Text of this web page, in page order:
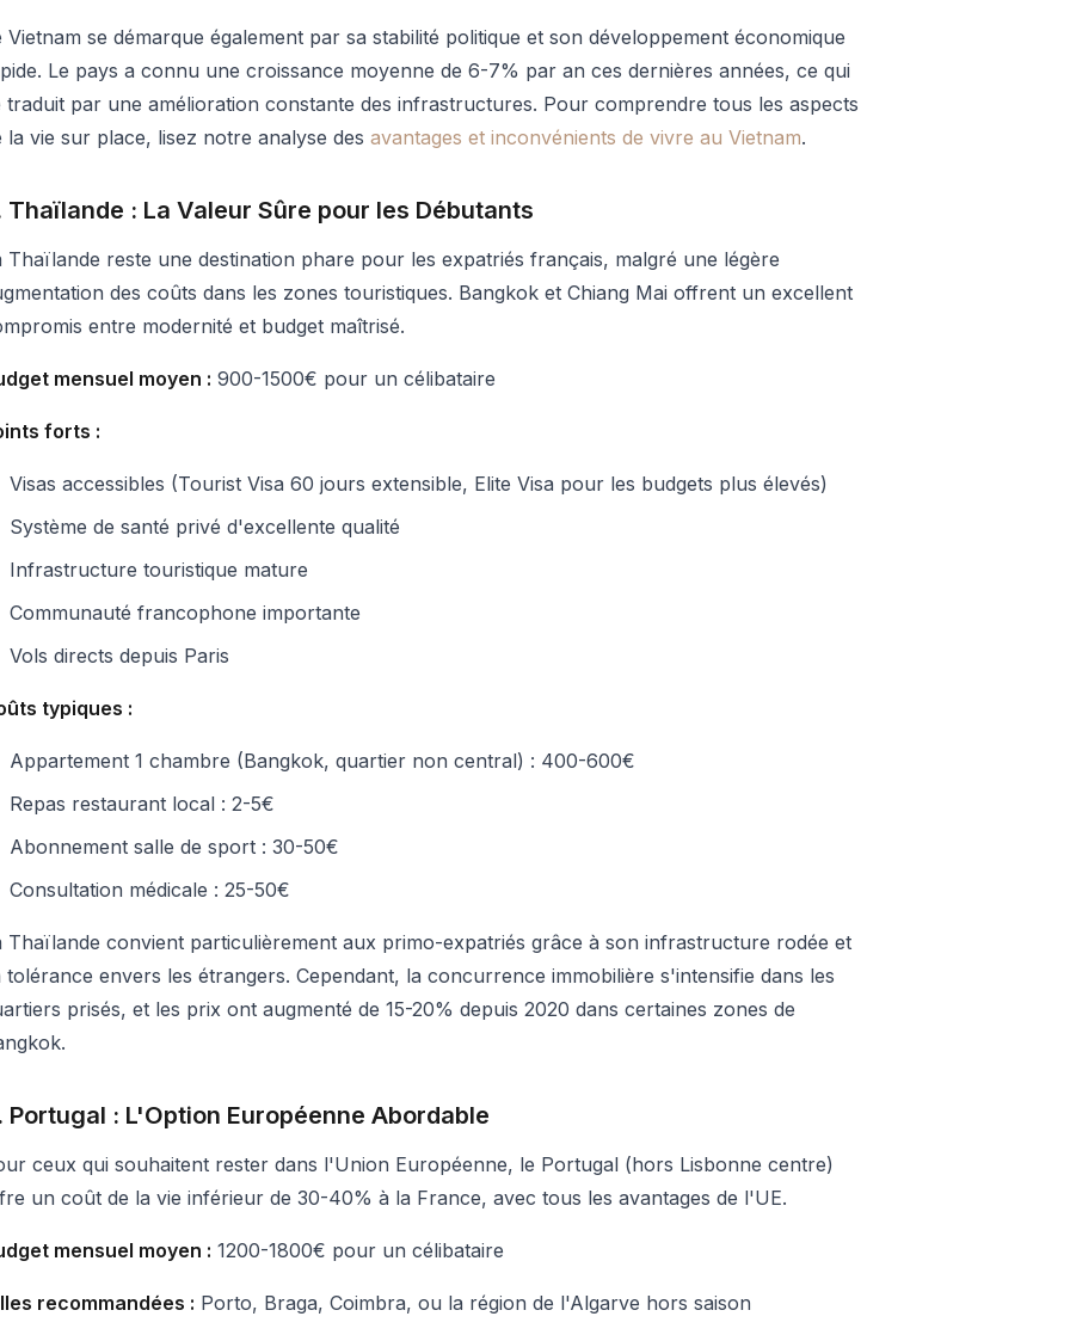
Vietnam se démarque également par sa stabilité politique et son développement économique
Le pays a connu une croissance moyenne de 6-7% par an ces dernières années, ce qui
traduit par une amélioration constante des infrastructures. Pour comprendre tous les aspects
la vie sur place, lisez notre analyse des avantages et inconvénients de vivre au Vietnam.
Thaïlande : La Valeur Sûre pour les Débutants
Thaïlande reste une destination phare pour les expatriés français, malgré une légère
des coûts dans les zones touristiques. Bangkok et Chiang Mai offrent un excellent
entre modernité et budget maîtrisé.
mensuel moyen : 900-1500€ pour un célibataire
forts :
Visas accessibles (Tourist Visa 60 jours extensible, Elite Visa pour les budgets plus élevés)
Système de santé privé d'excellente qualité
Infrastructure touristique mature
Communauté francophone importante
Vols directs depuis Paris
typiques :
Appartement 1 chambre (Bangkok, quartier non central) : 400-600€
Repas restaurant local : 2-5€
Abonnement salle de sport : 30-50€
Consultation médicale : 25-50€
Thaïlande convient particulièrement aux primo-expatriés grâce à son infrastructure rodée et
tolérance envers les étrangers. Cependant, la concurrence immobilière s'intensifie dans les
prisés, et les prix ont augmenté de 15-20% depuis 2020 dans certaines zones de
Portugal : L'Option Européenne Abordable
ceux qui souhaitent rester dans l'Union Européenne, le Portugal (hors Lisbonne centre)
un coût de la vie inférieur de 30-40% à la France, avec tous les avantages de l'UE.
mensuel moyen : 1200-1800€ pour un célibataire
recommandées : Porto, Braga, Coimbra, ou la région de l'Algarve hors saison